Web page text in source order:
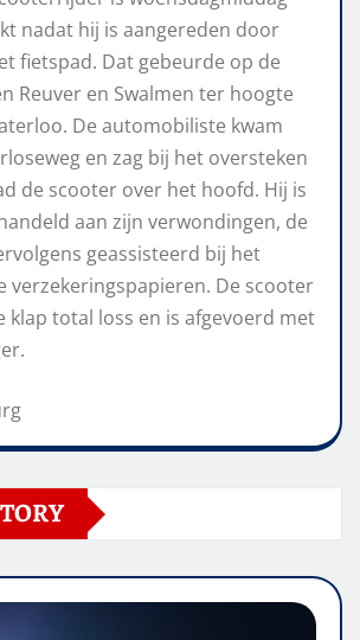
nadat hij is aangereden door
fietspad. Dat gebeurde op de
Reuver en Swalmen ter hoogte
De automobiliste kwam
en zag bij het oversteken
de scooter over het hoofd. Hij is
aan zijn verwondingen, de
geassisteerd bij het
verzekeringspapieren. De scooter
klap total loss en is afgevoerd met